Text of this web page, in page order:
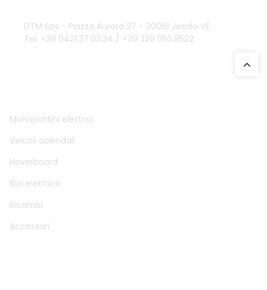
DTM Sas - Piazza Aurora 27 - 30016 Jesolo VE
Tel: +39 0421.37.03.34 / +39 329.056.8522
Monopattini elettrici
Veicoli aziendali
Hoverboard
Bici elettrica
Ricambi
Accessori